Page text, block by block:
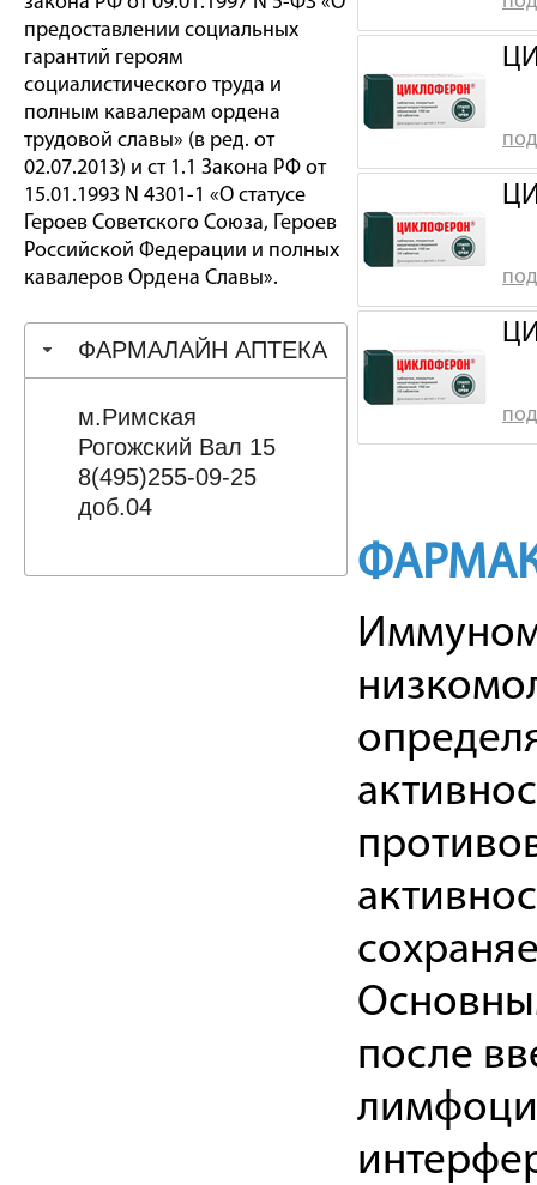
предоставлении социальных
гарантий героям
социалистического труда и
полным кавалерам ордена
трудовой славы» (в ред. от
02.07.2013) и ст 1.1 Закона РФ от
15.01.1993 N 4301-1 «О статусе
Героев Советского Союза, Героев
Российской Федерации и полных
кавалеров Ордена Славы».
ФАРМАЛАЙН АПТЕКА
м.Римская
Рогожский Вал 15
8(495)255-09-25
доб.04
после